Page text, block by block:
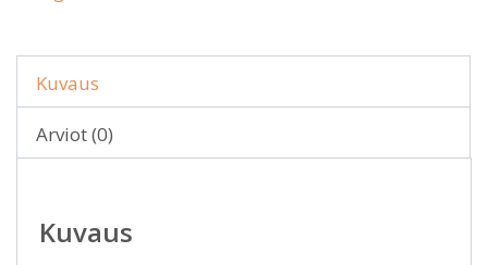
Kuvaus
Arviot (0)
Kuvaus